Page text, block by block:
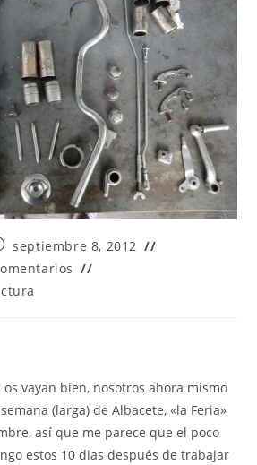
septiembre 8, 2012
os vayan bien, nosotros ahora mismo
(larga) de Albacete, «la Feria»
así que me parece que el poco
estos 10 dias después de trabajar